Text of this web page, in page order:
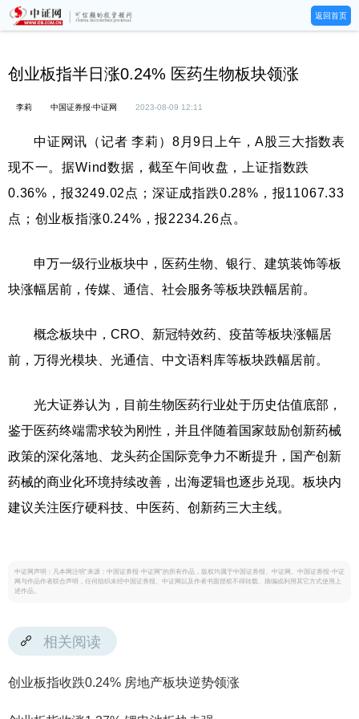
返回首页
创业板指半日涨0.24% 医药生物板块领涨
李莉 中国证券报·中证网 2023-08-09 12:11
中证网讯（记者 李莉）8月9日上午，A股三大指数表
现不一。据Wind数据，截至午间收盘，上证指数跌
0.36%，报3249.02点；深证成指跌0.28%，报11067.33
点；创业板指涨0.24%，报2234.26点。
申万一级行业板块中，医药生物、银行、建筑装饰等板
块涨幅居前，传媒、通信、社会服务等板块跌幅居前。
概念板块中，CRO、新冠特效药、疫苗等板块涨幅居
前，万得光模块、光通信、中文语料库等板块跌幅居前。
光大证券认为，目前生物医药行业处于历史估值底部，
鉴于医药终端需求较为刚性，并且伴随着国家鼓励创新药械
政策的深化落地、龙头药企国际竞争力不断提升，国产创新
药械的商业化环境持续改善，出海逻辑也逐步兑现。板块内
建议关注医疗硬科技、中医药、创新药三大主线。
中证网声明：凡本网注明“来源：中国证券报·中证网”的所有作品，版权均属于中国证券报、中证网。中国证券报·中证
网与作品作者联合声明，任何组织未经中国证券报、中证网以及作者书面授权不得转载、摘编或利用其它方式使用上
述作品。
相关阅读
创业板指收跌0.24% 房地产板块逆势领涨